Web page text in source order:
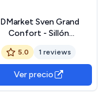
Sven Grand
Confort - Sillón
en tejido gris
antracita
5.0 1 reviews
Ver precio